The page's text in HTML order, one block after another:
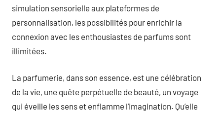
simulation sensorielle aux plateformes de
personnalisation, les possibilités pour enrichir la
connexion avec les enthousiastes de parfums sont
illimitées.
La parfumerie, dans son essence, est une célébration
de la vie, une quête perpétuelle de beauté, un voyage
qui éveille les sens et enflamme l’imagination. Qu’elle